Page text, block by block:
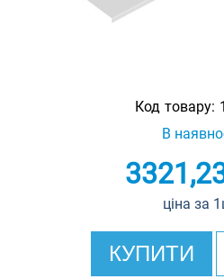
Код товару:
В
ціна за
КУПИТИ